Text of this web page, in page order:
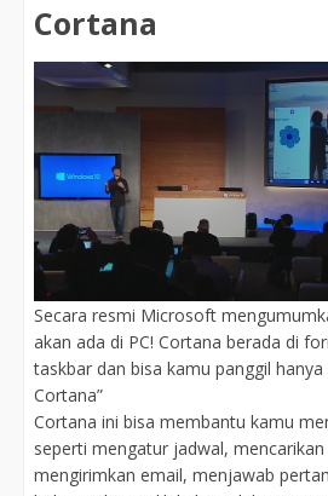
Cortana
Secara resmi Microsoft
akan ada di PC! Cortana berada di
taskbar dan bisa kamu panggil hanya
Cortana”
Cortana ini bisa membantu kamu
seperti mengatur jadwal,
mengirimkan email, menjawab